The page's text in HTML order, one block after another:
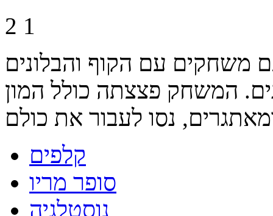
2 1
משחקים עם הקוף והבלונים
המשחק פצצתה כולל המון
קלפים
סופר מריו
נוסטלגיה